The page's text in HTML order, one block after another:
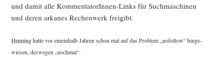
und damit alle Kom­men­ta­to­rIn­nen-Links für Such­ma­schi­nen
und deren arka­nes Rechen­werk freigibt.
Hen­ninghat­te vor ein­ein­halb Jah­ren schon mal auf das Pro­blem „nofol­low“ hin­ge­
wie­sen, des­we­gen „noch­mal“.